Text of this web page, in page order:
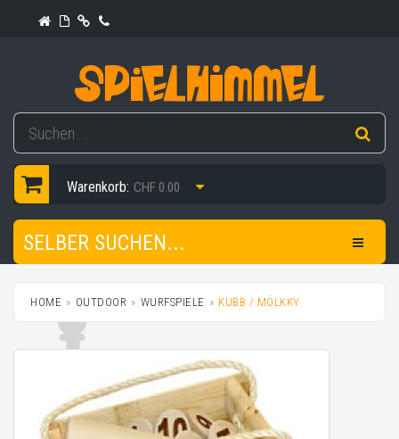
Warenkorb: CHF 0.00
SELBER SUCHEN...
HOME OUTDOOR WURFSPIELE KUBB / MÖLKKY